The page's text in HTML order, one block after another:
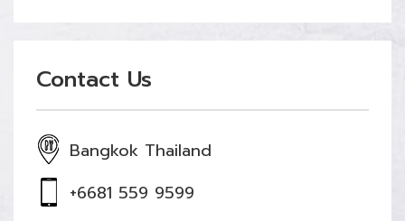
Contact Us
Bangkok Thailand
+6681 559 9599